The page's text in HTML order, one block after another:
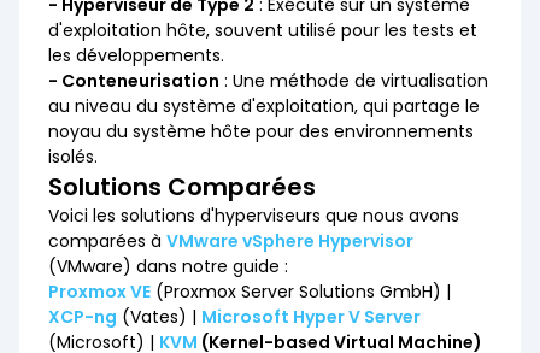
d'exploitation hôte, souvent utilisé pour les tests et
les développements.
- Conteneurisation : Une méthode de virtualisation
au niveau du système d'exploitation, qui partage le
noyau du système hôte pour des environnements
isolés.
Solutions Comparées
Voici les solutions d'hyperviseurs que nous avons
comparées à VMware vSphere Hypervisor
(VMware) dans notre guide :
Proxmox VE (Proxmox Server Solutions GmbH) |
XCP-ng (Vates) | Microsoft Hyper V Server
(Microsoft) | KVM (Kernel-based Virtual Machine)